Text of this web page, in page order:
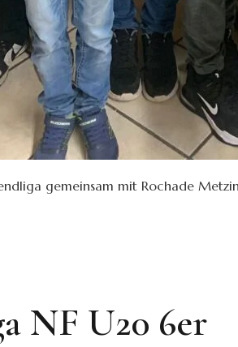
gemeinsam mit Rochade
NF U20 6er